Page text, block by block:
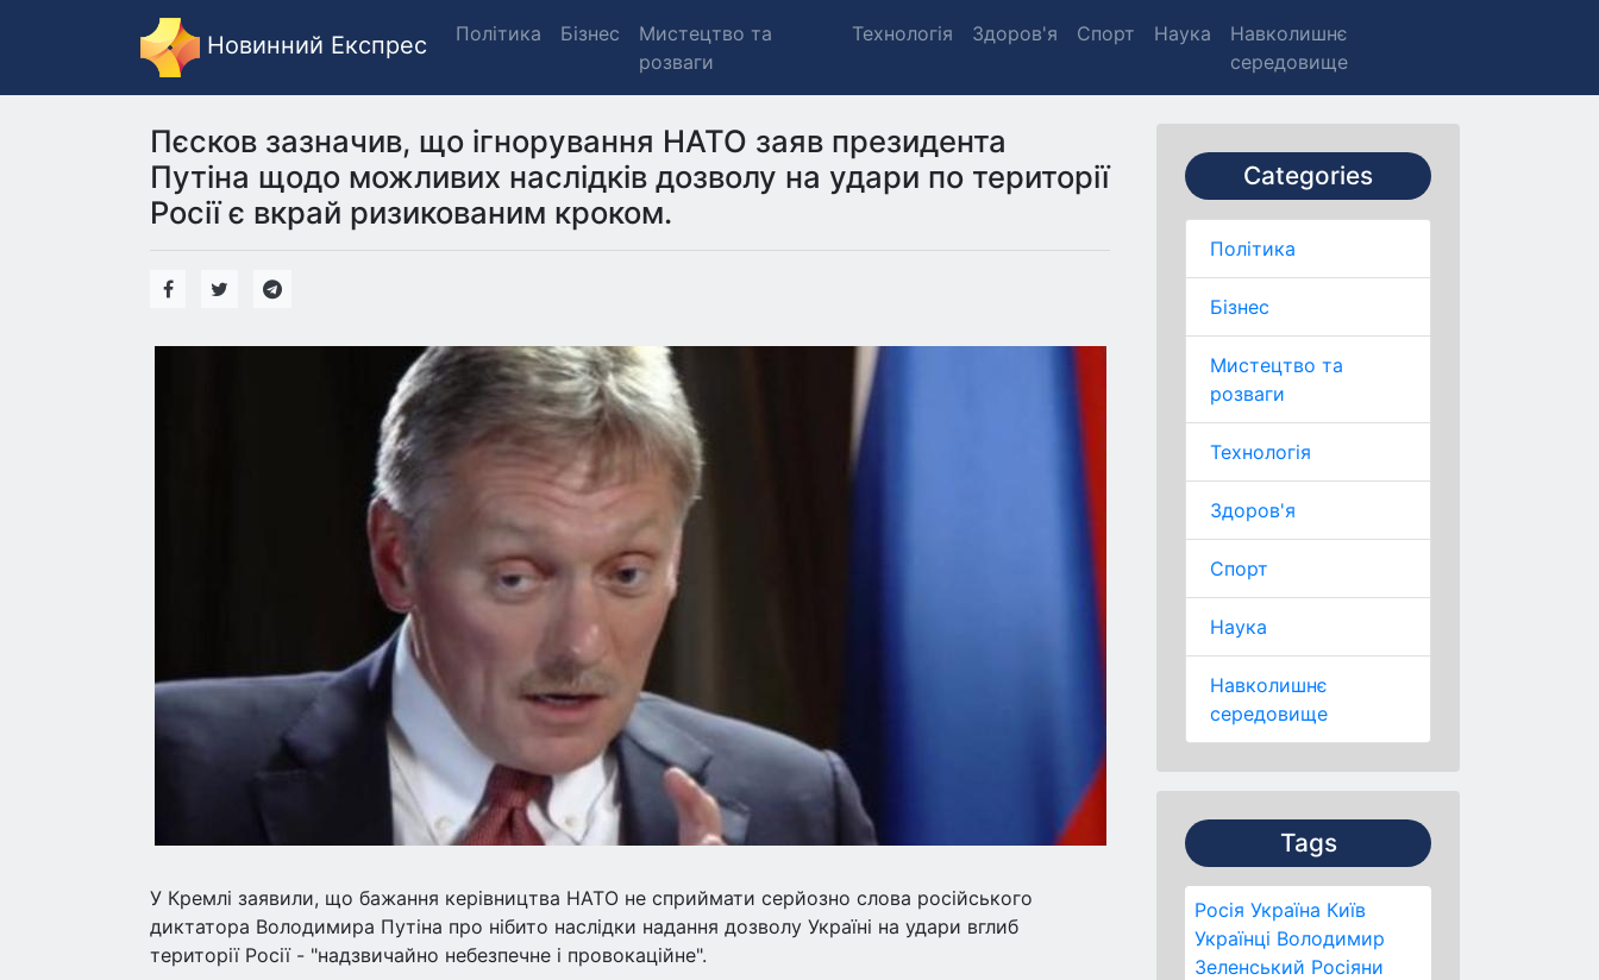
Новинний Експрес Політика Бізнес
Мистецтво та
розваги
Технологія Здоров'я Спорт Наука
Навколишнє
середовище
Categories
Політика
Бізнес
Мистецтво та
розваги
Технологія
Здоров'я
Спорт
Наука
Навколишнє
середовище
Tags
Росія Україна Київ
Українці Володимир
Зеленський Росіяни
Пєсков зазначив, що ігнорування НАТО заяв президента
Путіна щодо можливих наслідків дозволу на удари по території
Росії є вкрай ризикованим кроком.
У Кремлі заявили, що бажання керівництва НАТО не сприймати серйозно слова російського
диктатора Володимира Путіна про нібито наслідки надання дозволу Україні на удари вглиб
території Росії - "надзвичайно небезпечне і провокаційне".